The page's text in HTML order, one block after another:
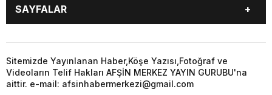
GÜNCEL
SİYASET
YEREL HABERLER
KÜNYE
…
3. SAYFA
KÜLTÜR
SAYFALAR
GÜNCEL
ÖZEL HABER
SİYASET
YEREL HABERLER
KÜNYE
…
Sitemizde Yayınlanan Haber,Köşe Yazısı,Fotoğraf ve
Videoların Telif Hakları AFŞİN MERKEZ YAYIN GURUBU'na
aittir. e-mail: afsinhabermerkezi@gmail.com